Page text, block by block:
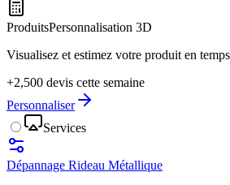
ProduitsPersonnalisation 3D
Visualisez et estimez votre produit en
+2,500 devis cette semaine
Personnaliser
Services
Dépannage Rideau Métallique